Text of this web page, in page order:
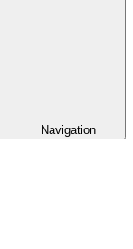
Navigation